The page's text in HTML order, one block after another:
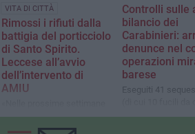
VITA DI CITTÀ
Rimossi i rifiuti dalla
battigia del porticciolo
di Santo Spirito.
Leccese all’avvio
dell’intervento di
AMIU
procederemo col
completamento degli arredi
Controlli sulle
bilancio dei
Carabinieri:
denunce nel
operazioni
barese
Eseguiti 41
(di cui 10 fucili da